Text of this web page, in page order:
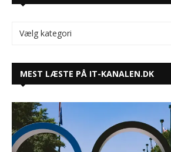
MEST LÆSTE PÅ IT-KANALEN.DK